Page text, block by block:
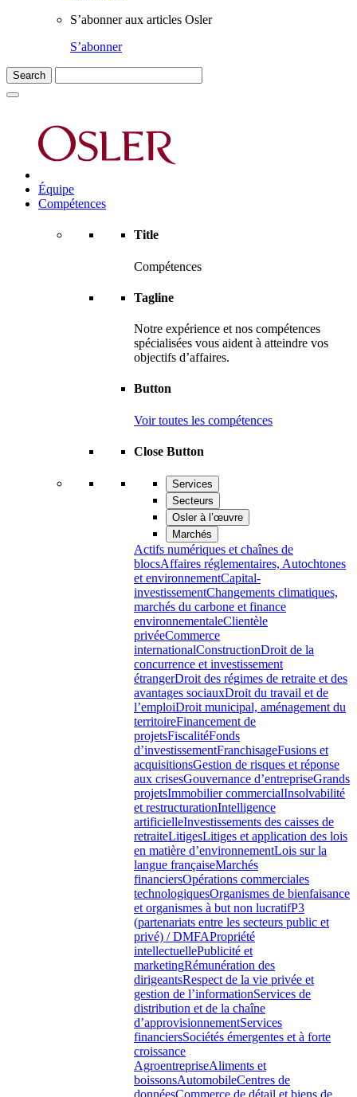
S’abonner aux articles Osler
S’abonner
Équipe
Compétences
Title
Compétences
Tagline
Notre expérience et nos compétences
spécialisées vous aident à atteindre vos
objectifs d’affaires.
Button
Voir toutes les compétences
Close Button
Services
Secteurs
Osler à l’œuvre
Marchés
Actifs numériques et chaînes de
blocsAffaires réglementaires, Autochtones
et environnementCapital-
investissementChangements climatiques,
marchés du carbone et finance
environnementaleClientèle
privéeCommerce
internationalConstructionDroit de la
concurrence et investissement
étrangerDroit des régimes de retraite et des
avantages sociauxDroit du travail et de
l’emploiDroit municipal, aménagement du
territoireFinancement de
projetsFiscalitéFonds
d’investissementFranchisageFusions et
acquisitionsGestion de risques et réponse
aux crisesGouvernance d’entrepriseGrands
projetsImmobilier commercialInsolvabilité
et restructurationIntelligence
artificielleInvestissements des caisses de
retraiteLitigesLitiges et application des lois
en matière d’environnementLois sur la
langue françaiseMarchés
financiersOpérations commerciales
technologiquesOrganismes de bienfaisance
et organismes à but non lucratifP3
(partenariats entre les secteurs public et
privé) / DMFAPropriété
intellectuellePublicité et
marketingRémunération des
dirigeantsRespect de la vie privée et
gestion de l’informationServices de
distribution et de la chaîne
d’approvisionnementServices
financiersSociétés émergentes et à forte
croissance
AgroentrepriseAliments et
boissonsAutomobileCentres de